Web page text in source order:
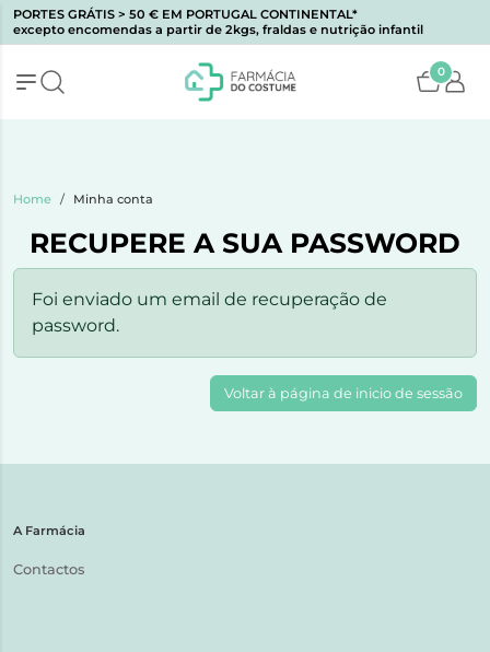
PORTES GRÁTIS > 50 € EM PORTUGAL CONTINENTAL*
excepto encomendas a partir de 2kgs, fraldas e nutrição infantil
0
Home Minha conta
RECUPERE A SUA PASSWORD
Foi enviado um email de recuperação de
password.
Voltar à página de inicio de sessão
A Farmácia
Contactos